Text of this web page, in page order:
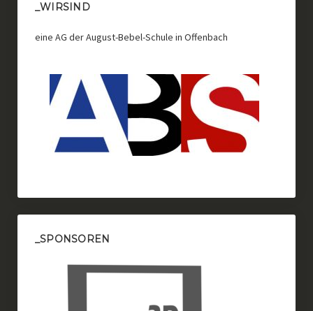
_WIRSIND
eine AG der August-Bebel-Schule in Offenbach
_SPONSOREN